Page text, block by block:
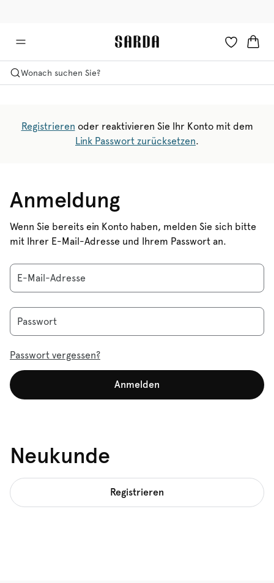
Wonach suchen Sie?
Registrieren oder reaktivieren Sie Ihr Konto mit dem
Link Passwort zurücksetzen.
Anmeldung
Wenn Sie bereits ein Konto haben, melden Sie sich bitte
mit Ihrer E-Mail-Adresse und Ihrem Passwort an.
E-Mail-Adresse
Passwort
Passwort vergessen?
Anmelden
Neukunde
Registrieren